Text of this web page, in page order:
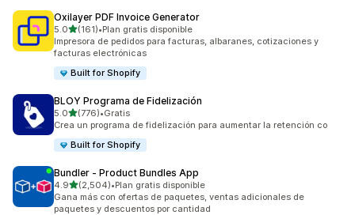
Oxilayer PDF Invoice Generator
5.0de 5 estrellas
(161)
161 reseñas en total
•Plan gratis disponible
Impresora de pedidos para facturas, albaranes, cotizaciones y
facturas electrónicas
Built for Shopify
BLOY Programa de Fidelización
5.0de 5 estrellas
(776)
776 reseñas en total
•Gratis
Crea un programa de fidelización para aumentar la retención co
Built for Shopify
Bundler ‑ Product Bundles App
4.9de 5 estrellas
(2,504)
2504 reseñas en total
•Plan gratis disponible
Gana más con ofertas de paquetes, ventas adicionales de
paquetes y descuentos por cantidad